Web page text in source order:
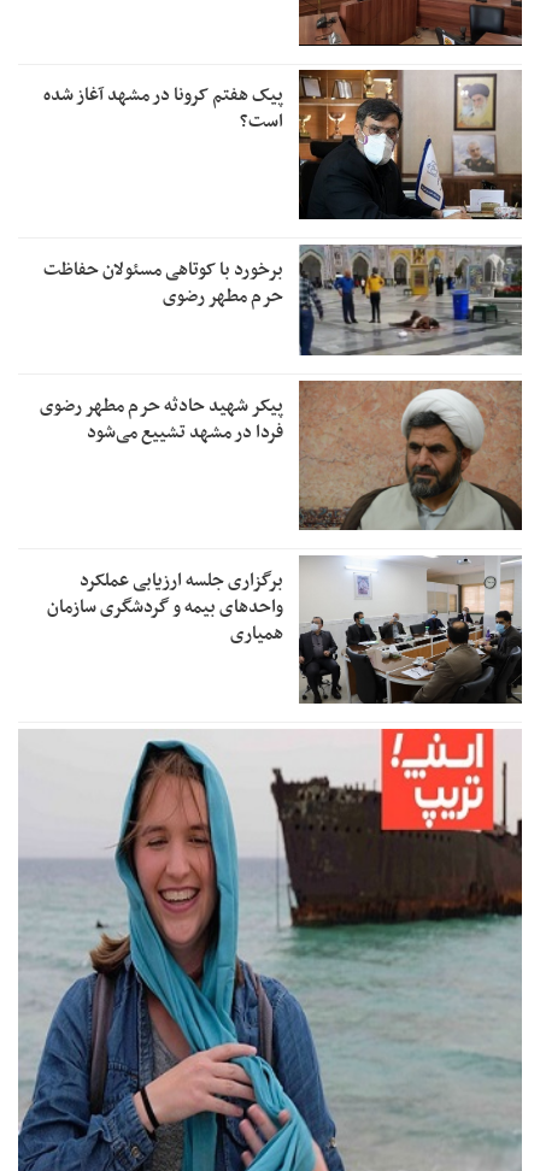
پیک هفتم کرونا در مشهد آغاز شده
است؟
برخورد با کوتاهی مسئولان حفاظت
حرم مطهر رضوی
پیکر شهید حادثه حرم مطهر رضوی
فردا در مشهد تشییع می‌شود
برگزاری جلسه ارزیابی عملکرد
واحدهای بیمه و گردشگری سازمان
همیاری